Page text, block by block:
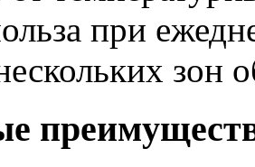
при
зон